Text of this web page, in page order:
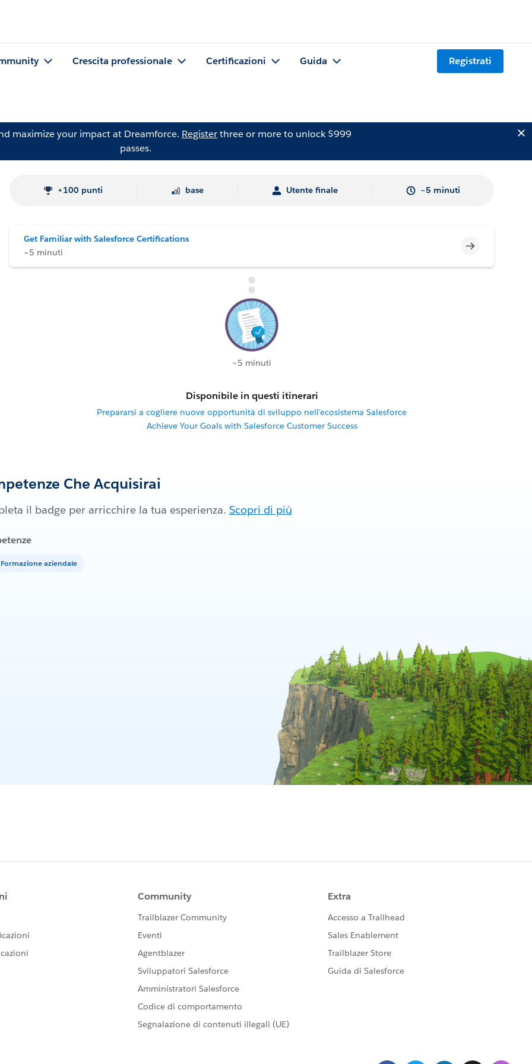
Crescita professionale Certificazioni Guida Registrati
maximize your impact at Dreamforce. Registerthree or more to unlock $999
passes.
+100 punti base Utente finale ~5 minuti
Get Familiar with Salesforce Certifications
~5 minuti
Incompleto
~5 minuti
Disponibile in questi itinerari
Prepararsi a cogliere nuove opportunità di sviluppo nell'ecosistema Salesforce
Achieve Your Goals with Salesforce Customer Success
Che Acquisirai
il badge per arricchire la tua esperienza. Scopri di più
Formazione aziendale